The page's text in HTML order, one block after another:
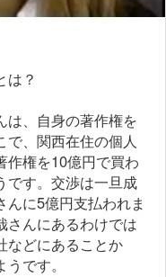
は？
は、自身の著作権を
で、関西在住の個人
作権を10億円で買わ
です。交渉は一旦成
に5億円支払われま
さんにあるわけでは
などにあることか
です。